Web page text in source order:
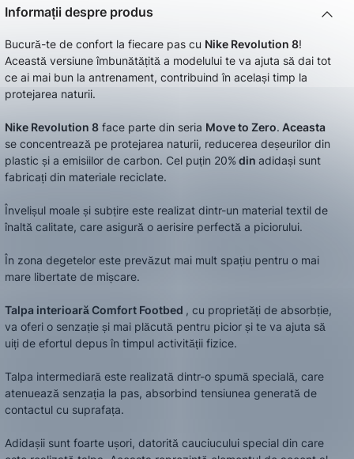
Informații despre produs
Bucură-te de confort la fiecare pas cu Nike Revolution 8!
Această versiune îmbunătățită a modelului te va ajuta să dai tot
ce ai mai bun la antrenament, contribuind în același timp la
protejarea naturii.
Nike Revolution 8 face parte din seria Move to Zero. Aceasta
se concentrează pe protejarea naturii, reducerea deșeurilor din
plastic și a emisiilor de carbon. Cel puțin 20%din adidași sunt
fabricați din materiale reciclate.
Învelișul moale și subțire este realizat dintr-un material textil de
înaltă calitate, care asigură o aerisire perfectă a piciorului.
În zona degetelor este prevăzut mai mult spațiu pentru o mai
mare libertate de mișcare.
Talpa interioară Comfort Footbed , cu proprietăți de absorbție,
va oferi o senzație și mai plăcută pentru picior și te va ajuta să
uiți de efortul depus în timpul activității fizice.
Talpa intermediară este realizată dintr-o spumă specială, care
atenuează senzația la pas, absorbind tensiunea generată de
contactul cu suprafața.
Adidașii sunt foarte ușori, datorită cauciucului special din care